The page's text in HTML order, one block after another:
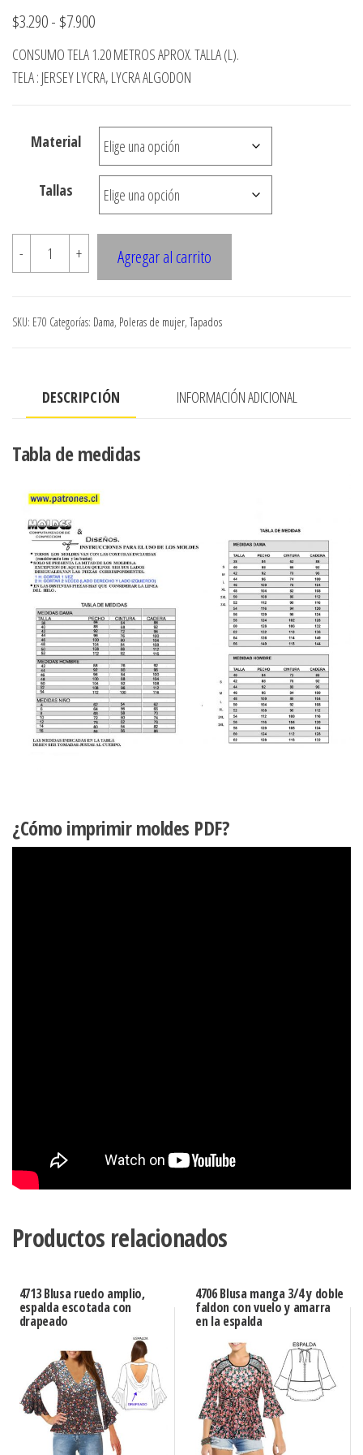
$3.290- $7.900Rango
de
precios:
$3.290
hasta
$7.900
CONSUMO TELA 1.20 METROS APROX. TALLA (L).
TELA : JERSEY LYCRA, LYCRA ALGODON
Material
Tallas
-
TAPADO
ESPALDA
REBAJADO
+ Agregar al carrito
SKU: E70 Categorías: Dama, Poleras de mujer, Tapados
DESCRIPCIÓN INFORMACIÓN ADICIONAL
Tabla de medidas
¿Cómo imprimir moldes PDF?
Productos relacionados
4713 Blusa ruedo amplio,
espalda escotada con
drapeado
4706 Blusa manga 3/4 y doble
faldon con vuelo y amarra
en la espalda